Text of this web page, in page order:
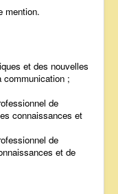
mention.
et des nouvelles
communication ;
de
connaissances et
de
et de